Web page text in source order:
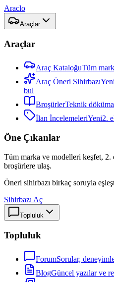
Araclo
Araçlar
Araçlar
Araç KataloğuTüm
Araç Öneri Sihirbazı
bul
BroşürlerTeknik
İlan İncelemeleriYeni2.
Öne Çıkanlar
Tüm marka ve modelleri keşfet, 2.
broşürlere ulaş.
Öneri sihirbazı birkaç soruyla
Sihirbazı Aç
Topluluk
Topluluk
ForumSorular,
BlogGüncel yazılar ve